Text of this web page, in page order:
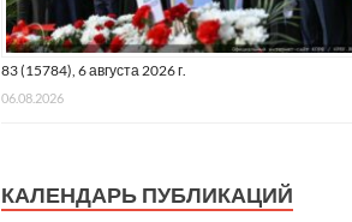
83 (15784), 6 августа 2026 г.
06.08.2026
КАЛЕНДАРЬ ПУБЛИКАЦИЙ